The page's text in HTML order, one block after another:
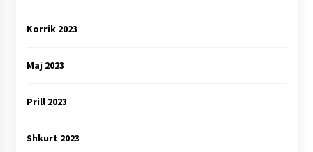
Korrik 2023
Maj 2023
Prill 2023
Shkurt 2023